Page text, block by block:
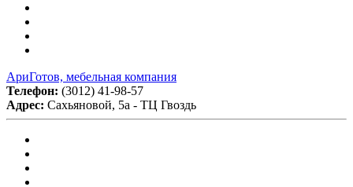
АриГотов, мебельная компания
Телефон: (3012) 41-98-57
Адрес: Сахьяновой, 5а - ТЦ Гвоздь